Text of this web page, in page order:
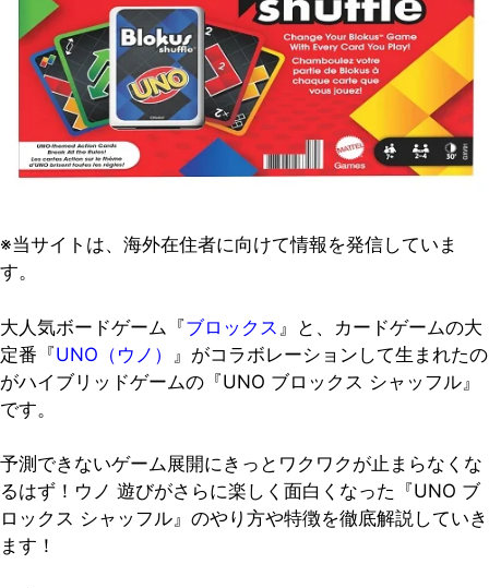
※当サイトは、海外在住者に向けて情報を発信していま
す。
大人気ボードゲーム『ブロックス 』と、カードゲームの大
定番『UNO（ウノ）
』がコラボレーションして生まれたの
がハイブリッドゲームの『UNO ブロックス シャッフル』
です。
予測できないゲーム展開にきっとワクワクが止まらなくな
るはず！ウノ 遊びがさらに楽しく面白くなった『UNO ブ
ロックス シャッフル』のやり方や特徴を徹底解説していき
ます！